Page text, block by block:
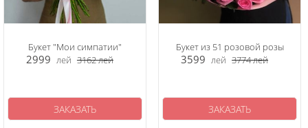
Букет "Мои симпатии"
2999 лей 3162лей
ЗАКАЗАТЬ
Букет из 51 розовой розы
3599 лей 3774лей
ЗАКАЗАТЬ